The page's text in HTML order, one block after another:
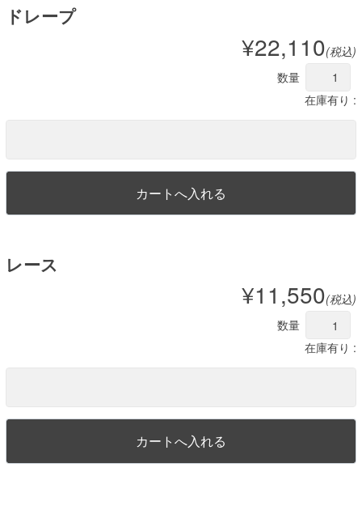
ドレープ
¥22,110(税込)
数量
在庫有り :
レース
¥11,550(税込)
数量
在庫有り :